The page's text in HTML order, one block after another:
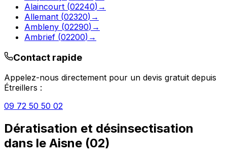
Alaincourt (02240) →
Allemant (02320) →
Ambleny (02290) →
Ambrief (02200) →
Contact rapide
Appelez-nous directement pour un devis gratuit depuis
Étreillers :
09 72 50 50 02
Dératisation et désinsectisation
dans le Aisne (02)